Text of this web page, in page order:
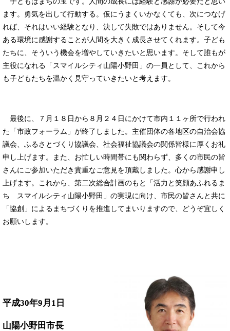
ます。勇気を出して行動する。仮にうまくいかなくても、次につなげ
れば、それはいい経験となり、決して失敗ではありません。そして今
ある環境に感謝することが人間を大きく成長させてくれます。子ども
たちに、そういう機会を増やしていきたいと思います。そして誰もが
主役になれる「スマイルシティ山陽小野田」の一員として、これから
も子どもたちを温かく見守っていきたいと考えます。
最後に、７月１８日から８月２４日にかけて市内１１ヶ所で行われ
た「市政フォーラム」が終了しました。主催団体の各地区の自治会協
議会、ふるさとづくり協議会、社会福祉協議会の関係皆様に厚くお礼
申し上げます。また、お忙しい時間帯にも関わらず、多くの市民の皆
さんにご参加いただき貴重なご意見を頂戴しました。心から感謝申し
上げます。これから、第二次総合計画のもと「活力と笑顔あふれるま
ち スマイルシティ山陽小野田」の実現に向け、市民の皆さんと共に
「協創」によるまちづくりを推進してまいりますので、どうぞ宜しく
お願いします。
平成30年9月1日
山陽小野田市長